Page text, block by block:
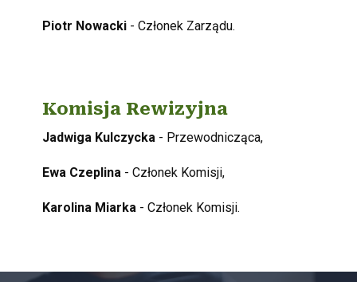
Piotr Nowacki - Członek Zarządu.
Komisja Rewizyjna
Jadwiga Kulczycka - Przewodnicząca,
Ewa Czeplina - Członek Komisji,
Karolina Miarka - Członek Komisji.